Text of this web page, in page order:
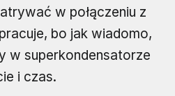
w połączeniu z
bo jak wiadomo,
w superkondensatorze
i czas.